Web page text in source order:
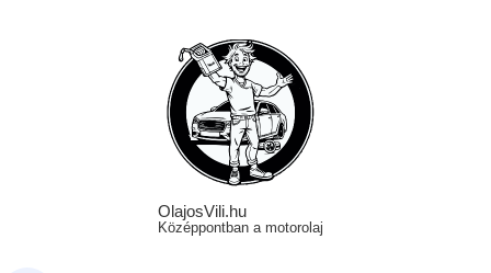
OlajosVili.hu
Középpontban a motorolaj